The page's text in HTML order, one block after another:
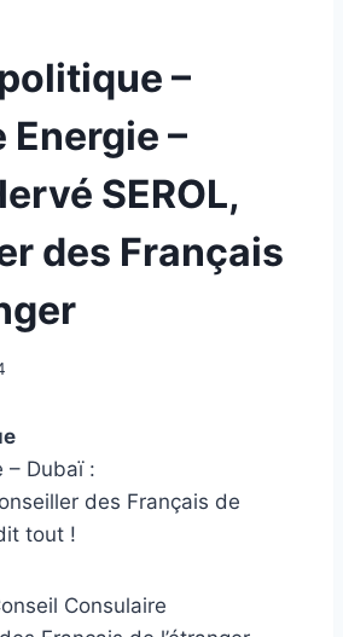
–
Energie –
SEROL,
des Français
– Dubaï :
des Français de
tout !
Consulaire